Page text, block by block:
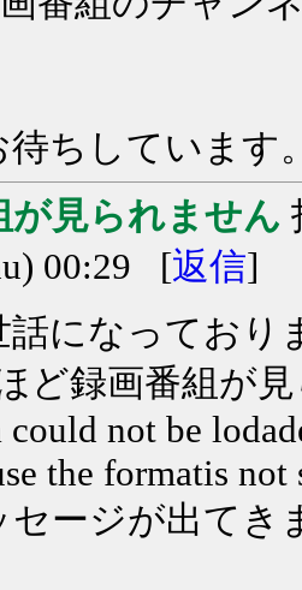
待ちしています
が見られません
00:29 [返信]
話になっており
ど録画番組が
not be
the formatis not
セージが出てき